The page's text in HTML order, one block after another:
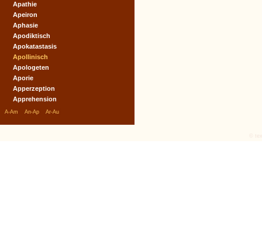
Apathie
Apeiron
Aphasie
Apodiktisch
Apokatastasis
Apollinisch
Apologeten
Aporie
Apperzeption
Apprehension
A-Am An-Ap Ar-Au